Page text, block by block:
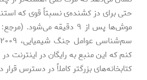
حتی برای دز کشنده‌­ی نسبتاً قوی که
موش‌ها پس از ۹ دقیقه می‌­شود.
کنم که این منبع به رایگان در اینترنت
کتابخانه‌­های بزرگتر کاملاً در دسترس قرار